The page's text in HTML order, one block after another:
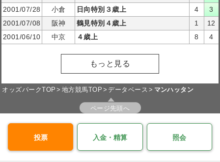
2001/07/28
小倉 日向特別３歳上 4
3
2001/07/08
阪神 鶴見特別４歳上 1
12
2001/06/10
中京 ４歳上 8 4
もっと見る
オッズパークTOP 地方競馬TOP データベース マンハッタン
ページ先頭へ
投票 入金・精算 照会